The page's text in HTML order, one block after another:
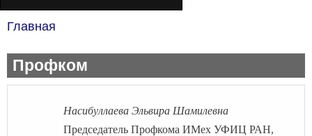
навигации
Главная
Профком
Насибуллаева Эльвира Шамилевна
Председатель Профкома ИМех УФИЦ РАН,